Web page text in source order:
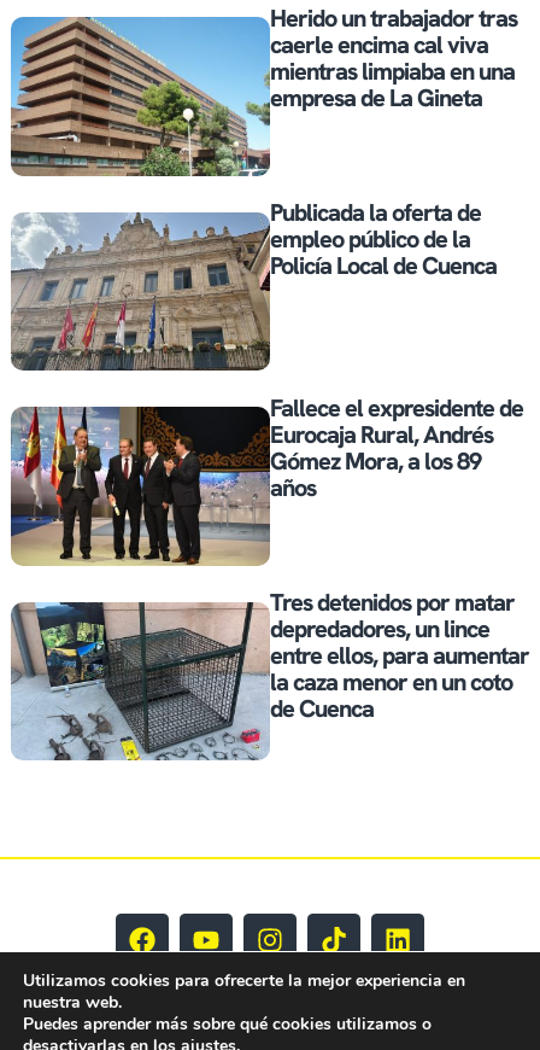
Herido un trabajador tras
caerle encima cal viva
mientras limpiaba en una
empresa de La Gineta
Publicada la oferta de
empleo público de la
Policía Local de Cuenca
Fallece el expresidente de
Eurocaja Rural, Andrés
Gómez Mora, a los 89
años
Tres detenidos por matar
depredadores, un lince
entre ellos, para aumentar
la caza menor en un coto
de Cuenca
Utilizamos cookies para ofrecerte la mejor experiencia en
nuestra web.
Puedes aprender más sobre qué cookies utilizamos o